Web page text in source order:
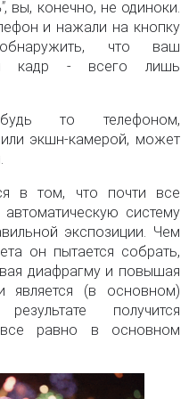
, вы, конечно, не одиноки.
и нажали на кнопку
что ваш
кадр - всего лишь
то телефоном,
экшн-камерой, может
в том, что почти все
систему
экспозиции. Чем
он пытается собрать,
диафрагму и повышая
является (в основном)
получится
все равно в основном